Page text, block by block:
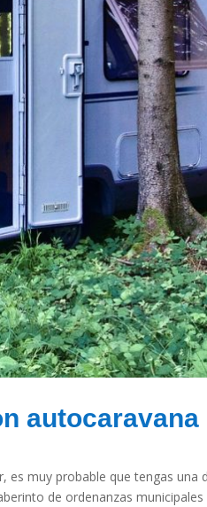
autocaravana
muy probable que tengas una
de ordenanzas municipales